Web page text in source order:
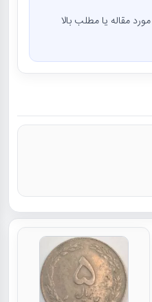
مقاله یا مطلب بالا